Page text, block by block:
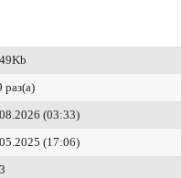
раз(а)
(03:33)
(17:06)